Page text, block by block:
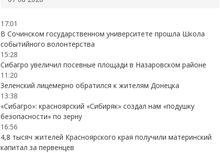
17:01
В Сочинском государственном университете прошла Школа
событийного волонтерства
15:28
Сибагро увеличил посевные площади в Назаровском районе
11:20
Зеленский лицемерно обратился к жителям Донецка
13:38
«Сибагро»: красноярский «Сибиряк» создал нам «подушку
безопасности» по зерну
16:56
4,8 тысяч жителей Красноярского края получили материнский
капитал за первенцев